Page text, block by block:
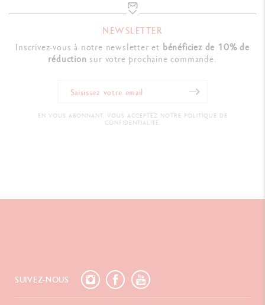
NEWSLETTER
Inscrivez-vous à notre newsletter et bénéficiez de 10% de
réduction sur votre prochaine commande.
EN VOUS ABONNANT, VOUS ACCEPTEZ NOTRE POLITIQUE DE
CONFIDENTIALITÉ.
SUIVEZ-NOUS